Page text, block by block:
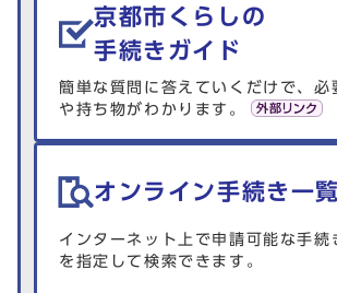
京都市くらしの
手続きガイド
簡単な質問に答えていくだけで、必
や持ち物がわかります。
オンライン手続き一覧
インターネット上で申請可能な手続
を指定して検索できます。